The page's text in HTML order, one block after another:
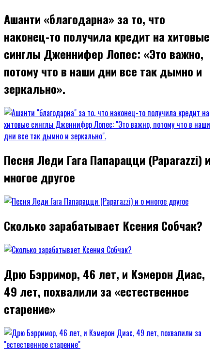
Ашанти «благодарна» за то, что
наконец-то получила кредит на хитовые
синглы Дженнифер Лопес: «Это важно,
потому что в наши дни все так дымно и
зеркально».
Песня Леди Гага Папарацци (Paparazzi) и
многое другое
Сколько зарабатывает Ксения Собчак?
Дрю Бэрримор, 46 лет, и Кэмерон Диас,
49 лет, похвалили за «естественное
старение»